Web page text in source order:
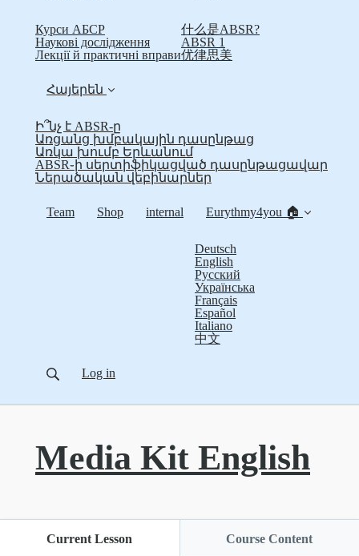
Курси АБСР
Наукові дослідження
Лекції й практичні вправи
什么是ABSR?
ABSR 1
优律思美
Հայերեն
Ի՞նչ է ABSR-ը
Առցանց խմբակային դասընթաց
Առկա խումբ Երևանում
ABSR֊ի սերտիֆիկացված դասընթացավար
Ներածական վեբինարներ
Team Shop internal Eurythmy4you 🏠
Deutsch
English
Русский
Українська
Français
Español
Italiano
中文
Log in
Media Kit English
Current Lesson Course Content